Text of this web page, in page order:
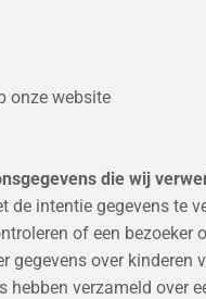
onze website
die wij
intentie gegevens te
of een
gegevens over
hebben verzameld over